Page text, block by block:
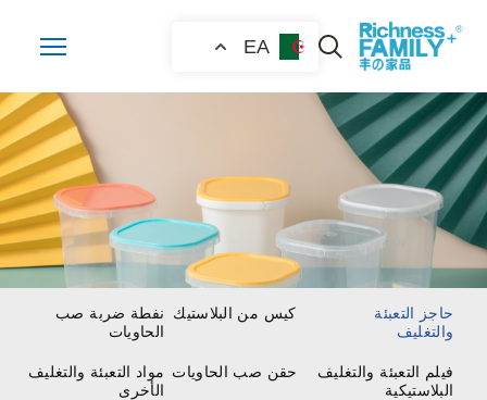
EA
حاجز التعبئة
والتغليف
كيس من البلاستيك
نفطة ضربة صب
الحاويات
فيلم التعبئة والتغليف
البلاستيكية
حقن صب الحاويات مواد التعبئة والتغليف
الأخرى